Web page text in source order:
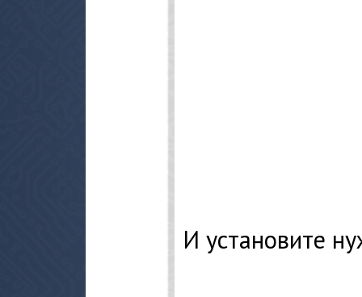
И установите